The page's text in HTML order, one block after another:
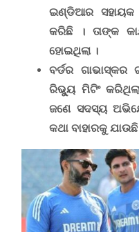
ଇଣ୍ଡିଆର ସହାୟକ
କରିଛି । ତାଙ୍କ
ହୋଇଥିଲା ।
ବର୍ଡର
ରିଭ୍ୟୁ ମିଟିଂ
ଜଣେ ସଦସ୍ୟ
କଥା ବାହାରକୁ ଯାଉଛି